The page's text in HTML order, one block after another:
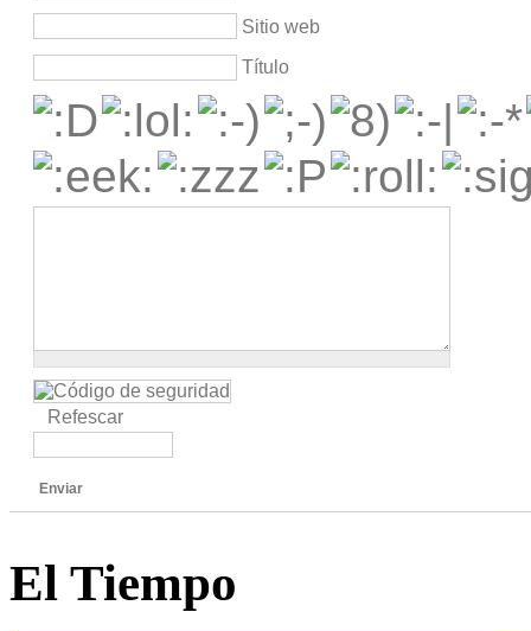
Sitio web
Título
Refescar
Enviar
El Tiempo